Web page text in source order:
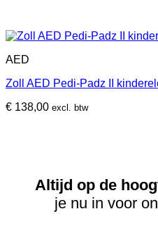
AED
Zoll AED Pedi-Padz II
€ 138,00 excl. btw
Altijd op de
je nu in voor